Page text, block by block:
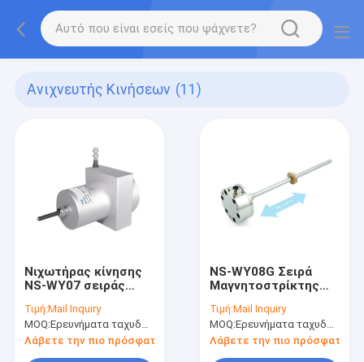
Ανιχνευτής Κινήσεων (11)
Νιχωτήρας κίνησης
NS-WY07 σειράς
κίνησης
μετατόπισης
σύρματος
Τιμή:Mail Inquiry
MOQ:Ερευνήματα ταχυδρομείου
Λάβετε την πιο πρόσφατη τιμή
NS-WY08G Σειρά
Μαγνητοστρίκτης
Αισθητήρας
Μετατόπισης
Αισθητήρα Κινήσεων
Θερμοστάτη
Τιμή:Mail Inquiry
MOQ:Ερευνήματα ταχυδρομείου
Λάβετε την πιο πρόσφατη